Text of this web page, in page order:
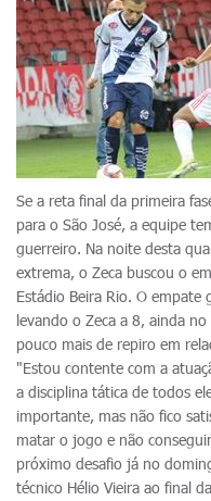
Se a reta final da primeira
para o São José, a equipe
guerreiro. Na noite desta
extrema, o Zeca buscou o
Estádio Beira Rio. O
levando o Zeca a 8, ainda
pouco mais de repiro em
"Estou contente com a
a disciplina tática de todos
importante, mas não fico
matar o jogo e não
próximo desafio já no
técnico Hélio Vieira ao final